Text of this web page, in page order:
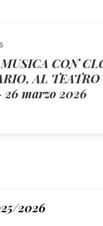
CON
AL
marzo 2026
2026